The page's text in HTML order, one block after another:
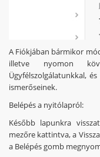
A Fiókjában bármikor
illetve nyomon
Ügyfélszolgálatunkkal,
ismerőseinek.
Belépés a nyitólapról:
Később lapunkra
mezőre kattintva, a
a Belépés gomb